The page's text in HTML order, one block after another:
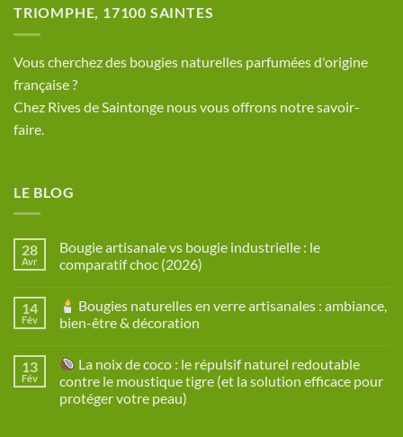
TRIOMPHE, 17100 SAINTES
​Vous cherchez des bougies naturelles parfumées d'origine
française ?
Chez Rives de Saintonge nous vous offrons notre savoir-
faire.
LE BLOG
28
Avr
Bougie artisanale vs bougie industrielle : le
comparatif choc (2026)
sur
Bougie
artisanale
industrielle
le
comparatif
14
Fév
Bougies naturelles en verre artisanales : ambiance,
bien-être & décoration
sur
Bougies
naturelles
13
Fév
La noix de coco : le répulsif naturel redoutable
contre le moustique tigre (et la solution efficace pour
protéger votre peau)